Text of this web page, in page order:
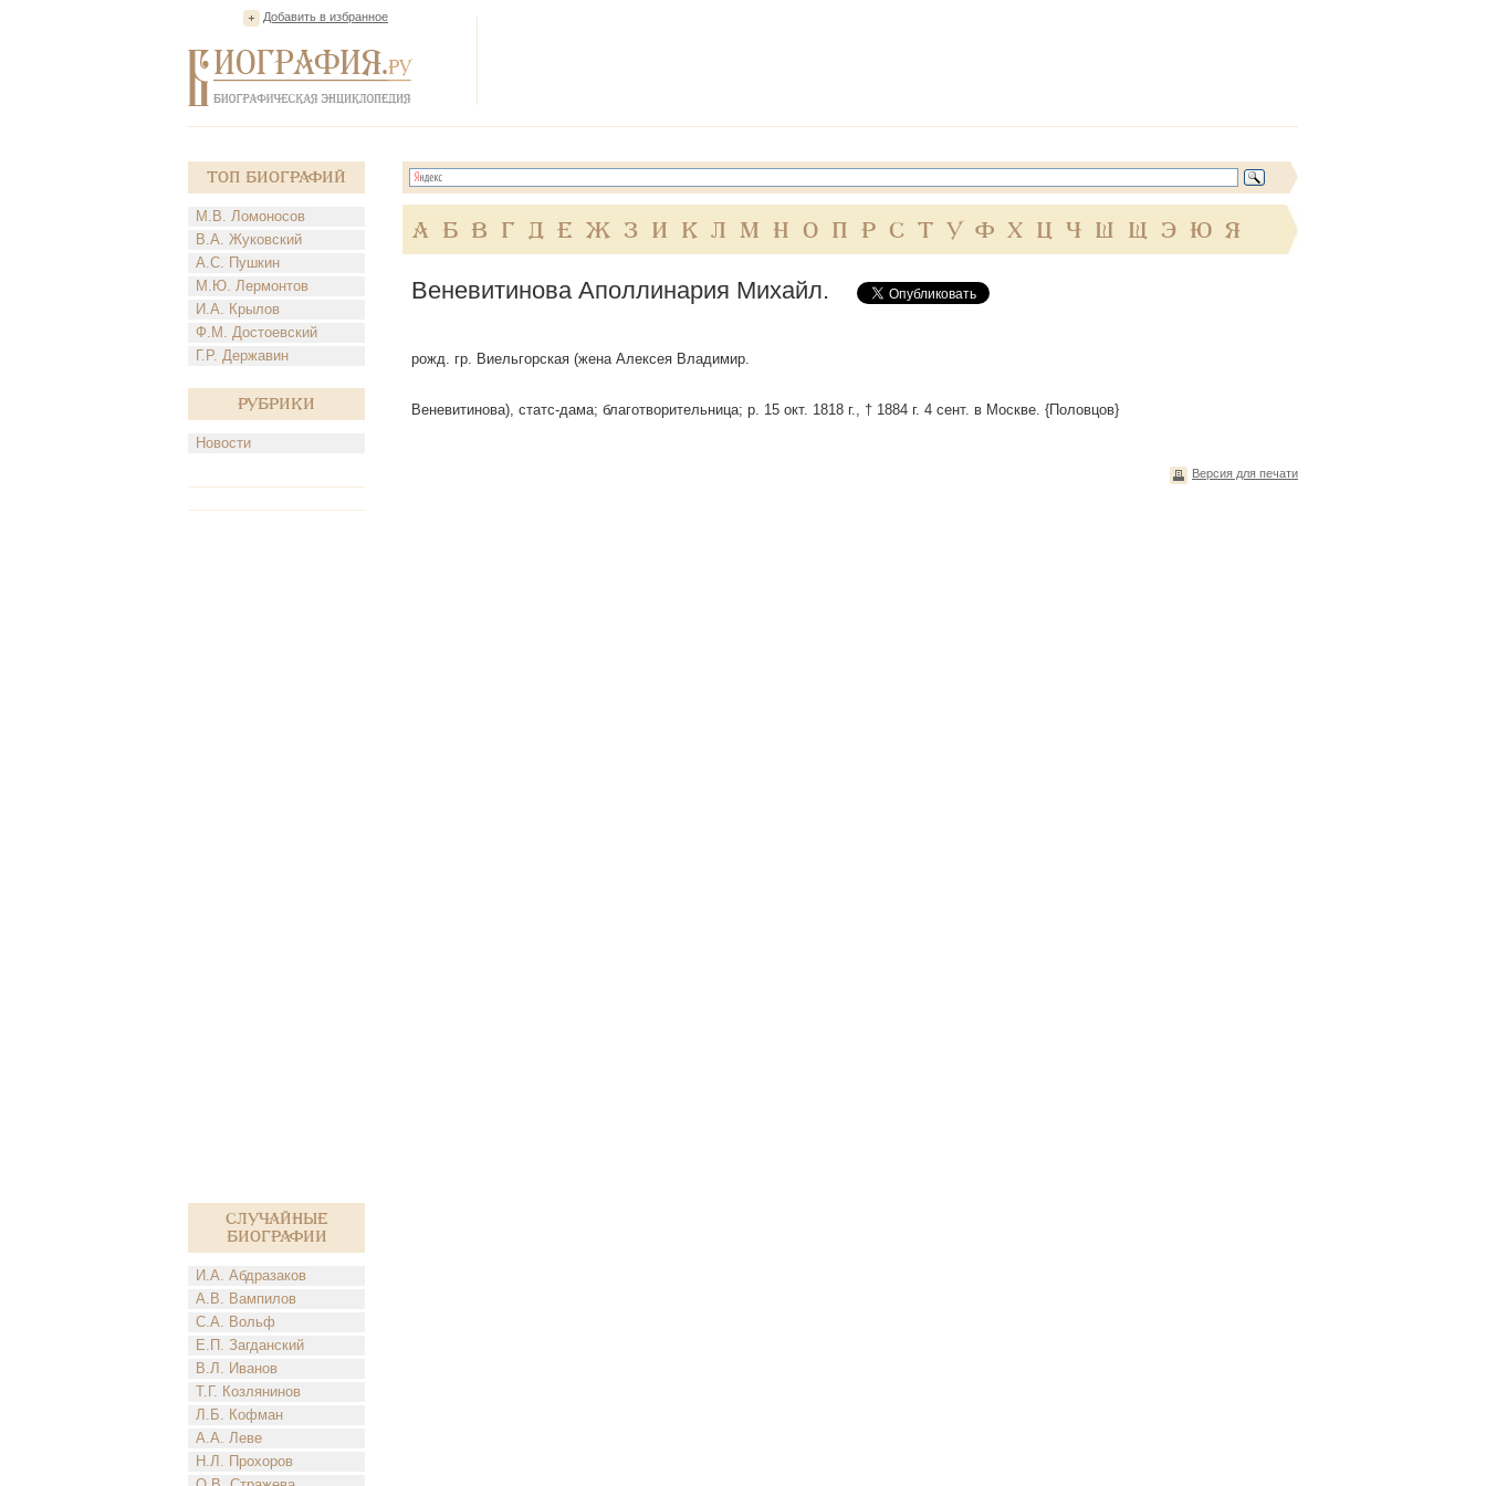
Добавить в избранное
Топ Биографий
М.В. Ломоносов
В.А. Жуковский
А.С. Пушкин
М.Ю. Лермонтов
И.А. Крылов
Ф.М. Достоевский
Г.Р. Державин
Рубрики
Новости
Случайные
биографии
И.А. Абдразаков
А.В. Вампилов
С.А. Вольф
Е.П. Загданский
В.Л. Иванов
Т.Г. Козлянинов
Л.Б. Кофман
А.А. Леве
Н.Л. Прохоров
А Б В Г Д Е Ж З И К Л М Н О П Р С Т У Ф Х Ц Ч Ш Щ Э Ю Я
Веневитинова Аполлинария Михайл.
рожд. гр. Виельгорская (жена Алексея Владимир.
Веневитинова), статс-дама; благотворительница; р. 15 окт. 1818 г., † 1884 г. 4 сент. в Москве. {Половцов}
Версия для печати